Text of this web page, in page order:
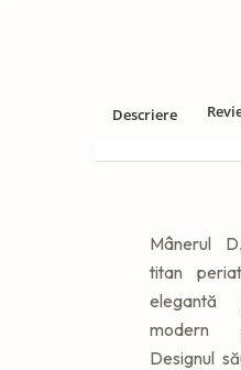
Descriere
Mânerul
titan
elegantă
modern
Designul